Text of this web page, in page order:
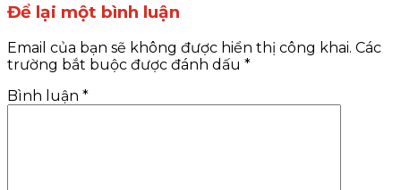
Để lại một bình luận
Email của bạn sẽ không được hiển thị công khai. Các
trường bắt buộc được đánh dấu *
Bình luận *